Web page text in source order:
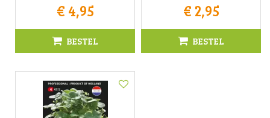
€ 4,95
BESTEL
€ 2,95
BESTEL